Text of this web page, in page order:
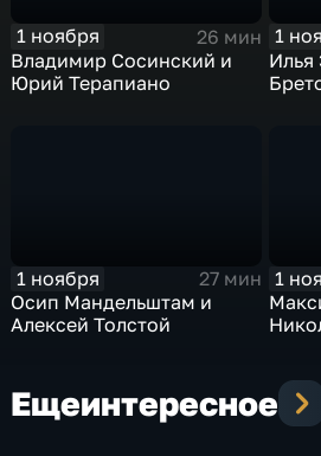
Толстой
1 ноября
26 мин
Владимир Сосинский и
Юрий Терапиано
1
Илья
1 ноября
27 мин
Осип Мандельштам и
Алексей Толстой
1
Ещеинтересное